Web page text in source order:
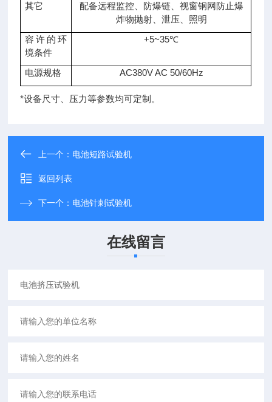
其它
配备远程监控、防爆链、视窗钢网防止爆
炸物抛射、泄压、照明
容许的环
境条件
+5~35℃
电源规格 AC380V AC 50/60Hz
*设备尺寸、压力等参数均可定制。
上一个： 电池短路试验机
返回列表
下一个： 电池针刺试验机
在线留言